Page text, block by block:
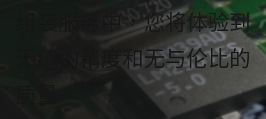
组装服务中，您将体验到
无缝的精度和无与伦比的